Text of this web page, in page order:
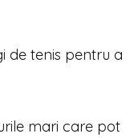
de tenis pentru a
mari care pot